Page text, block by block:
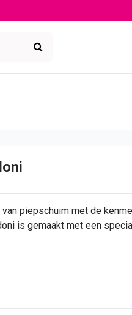
piepschuim met de
is gemaakt met een